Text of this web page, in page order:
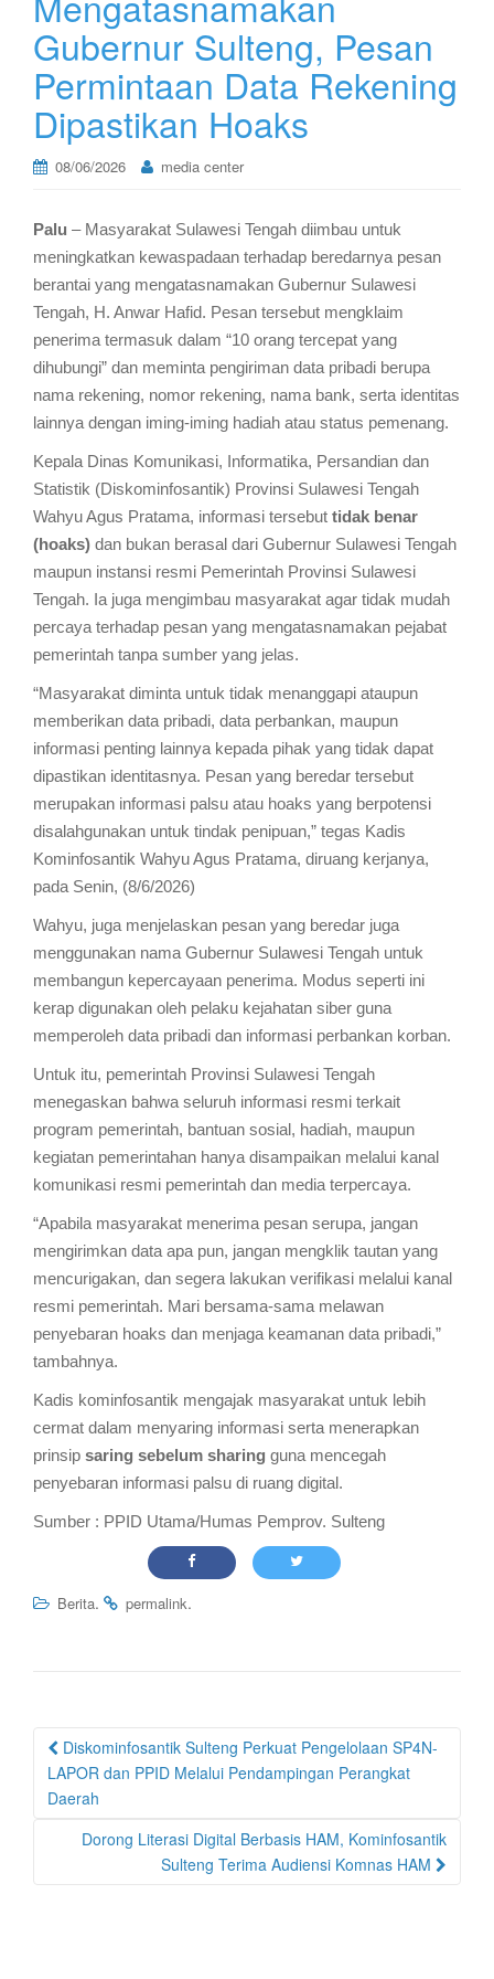
Gubernur Sulteng, Pesan
Permintaan Data Rekening
Dipastikan Hoaks
08/06/2026 media center
Palu – Masyarakat Sulawesi Tengah diimbau untuk
meningkatkan kewaspadaan terhadap beredarnya pesan
berantai yang mengatasnamakan Gubernur Sulawesi
Tengah, H. Anwar Hafid. Pesan tersebut mengklaim
penerima termasuk dalam “10 orang tercepat yang
dihubungi” dan meminta pengiriman data pribadi berupa
nama rekening, nomor rekening, nama bank, serta identitas
lainnya dengan iming-iming hadiah atau status pemenang.
Kepala Dinas Komunikasi, Informatika, Persandian dan
Statistik (Diskominfosantik) Provinsi Sulawesi Tengah
Wahyu Agus Pratama, informasi tersebut tidak benar
(hoaks) dan bukan berasal dari Gubernur Sulawesi Tengah
maupun instansi resmi Pemerintah Provinsi Sulawesi
Tengah. Ia juga mengimbau masyarakat agar tidak mudah
percaya terhadap pesan yang mengatasnamakan pejabat
pemerintah tanpa sumber yang jelas.
“Masyarakat diminta untuk tidak menanggapi ataupun
memberikan data pribadi, data perbankan, maupun
informasi penting lainnya kepada pihak yang tidak dapat
dipastikan identitasnya. Pesan yang beredar tersebut
merupakan informasi palsu atau hoaks yang berpotensi
disalahgunakan untuk tindak penipuan,” tegas Kadis
Kominfosantik Wahyu Agus Pratama, diruang kerjanya,
pada Senin, (8/6/2026)
Wahyu, juga menjelaskan pesan yang beredar juga
menggunakan nama Gubernur Sulawesi Tengah untuk
membangun kepercayaan penerima. Modus seperti ini
kerap digunakan oleh pelaku kejahatan siber guna
memperoleh data pribadi dan informasi perbankan korban.
Untuk itu, pemerintah Provinsi Sulawesi Tengah
menegaskan bahwa seluruh informasi resmi terkait
program pemerintah, bantuan sosial, hadiah, maupun
kegiatan pemerintahan hanya disampaikan melalui kanal
komunikasi resmi pemerintah dan media terpercaya.
“Apabila masyarakat menerima pesan serupa, jangan
mengirimkan data apa pun, jangan mengklik tautan yang
mencurigakan, dan segera lakukan verifikasi melalui kanal
resmi pemerintah. Mari bersama-sama melawan
penyebaran hoaks dan menjaga keamanan data pribadi,”
tambahnya.
Kadis kominfosantik mengajak masyarakat untuk lebih
cermat dalam menyaring informasi serta menerapkan
prinsip saring sebelum sharing guna mencegah
penyebaran informasi palsu di ruang digital.
Sumber : PPID Utama/Humas Pemprov. Sulteng
Berita. permalink.
Post
navigation
Diskominfosantik Sulteng Perkuat Pengelolaan SP4N-
LAPOR dan PPID Melalui Pendampingan Perangkat
Daerah
Dorong Literasi Digital Berbasis HAM, Kominfosantik
Sulteng Terima Audiensi Komnas HAM